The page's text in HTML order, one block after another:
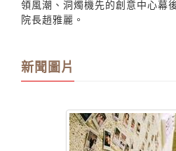
領風潮、洞燭機先的創意中心幕
院長趙雅麗。
新聞圖片